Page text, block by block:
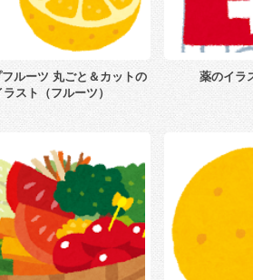
ルーツ 丸ごと＆カットの
ラスト（フルーツ）
薬のイラ